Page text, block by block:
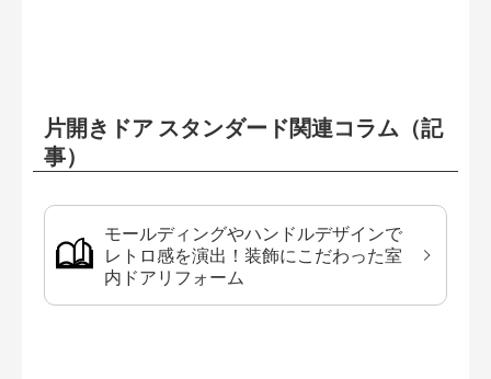
片開きドア スタンダード関連コラム（記
事）
モールディングやハンドルデザインで
レトロ感を演出！装飾にこだわった室
内ドアリフォーム